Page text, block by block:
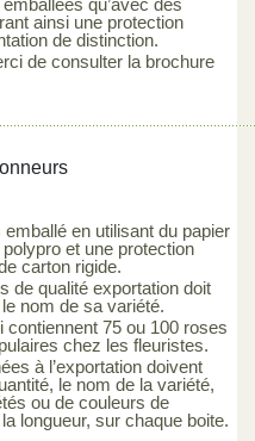
ainsi une protection
de distinction.
de consulter la brochure
en utilisant du papier
et une protection
carton rigide.
de qualité exportation doit
nom de sa variété.
contiennent 75 ou 100 roses
chez les fleuristes.
à l’exportation doivent
le nom de la variété,
ou de couleurs de
longueur, sur chaque boite.